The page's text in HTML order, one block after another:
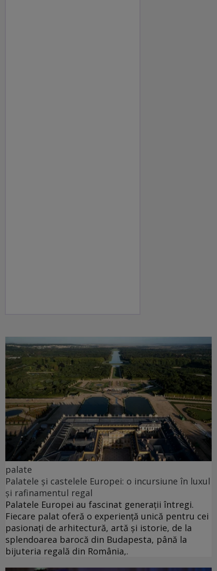
palate
Palatele și castelele Europei: o incursiune în luxul
și rafinamentul regal
Palatele Europei au fascinat generații întregi.
Fiecare palat oferă o experiență unică pentru cei
pasionați de arhitectură, artă și istorie, de la
splendoarea barocă din Budapesta, până la
bijuteria regală din România,.